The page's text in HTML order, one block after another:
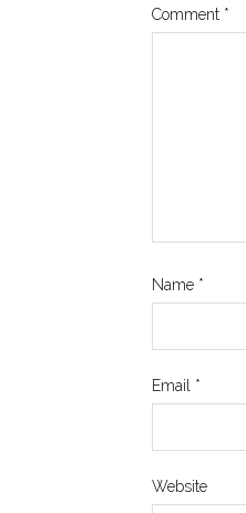
Comment *
Name *
Email *
Website